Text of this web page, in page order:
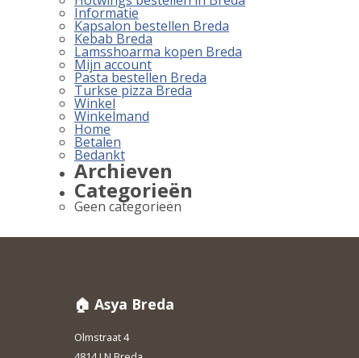
Informatie
Kapsalon bestellen Breda
Kebab Breda
Lamsshoarma kopen Breda
Mijn account
Pasta bestellen Breda
Turkse pizza Breda
Winkel
Winkelmand
Home
Betalen
Bedankt
Archieven
Categorieën
Geen categorieën
🏠 Asya Breda
Olmstraat 4